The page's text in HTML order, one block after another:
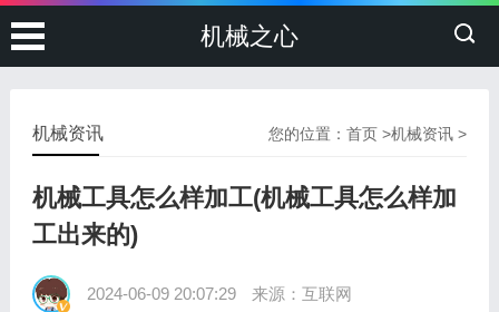
机械之心
您的位置：首页 >机械资讯 >
机械资讯
机械工具怎么样加工(机械工具怎么样加
工出来的)
2024-06-09 20:07:29 来源：互联网